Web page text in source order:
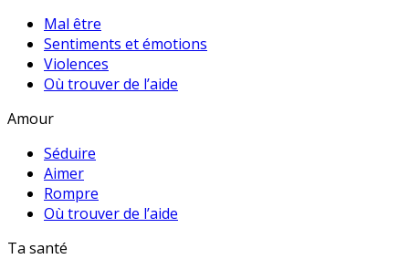
Mal être
Sentiments et émotions
Violences
Où trouver de l’aide
Amour
Séduire
Aimer
Rompre
Où trouver de l’aide
Ta santé